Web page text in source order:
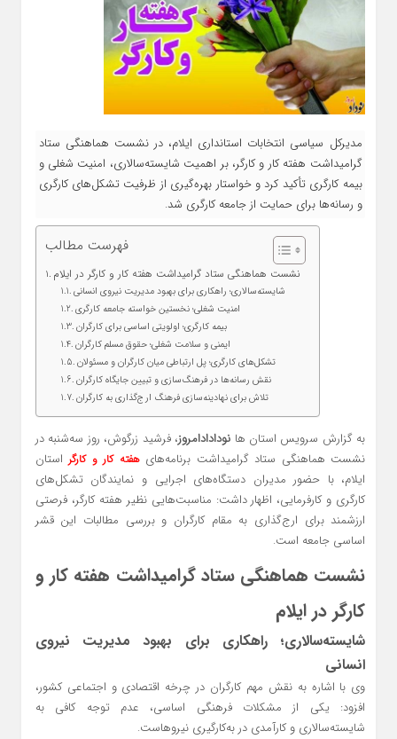
مدیرکل سیاسی انتخابات استانداری ایلام، در نشست هماهنگی ستاد
گرامیداشت هفته کار و کارگر، بر اهمیت شایسته‌سالاری، امنیت شغلی و
بیمه کارگری تأکید کرد و خواستار بهره‌گیری از ظرفیت تشکل‌های کارگری
و رسانه‌ها برای حمایت از جامعه کارگری شد.
فهرست مطالب
نشست هماهنگی ستاد گرامیداشت هفته کار و کارگر در ایلام
شایسته‌سالاری؛ راهکاری برای بهبود مدیریت نیروی انسانی
امنیت شغلی؛ نخستین خواسته جامعه کارگری
بیمه کارگری؛ اولویتی اساسی برای کارگران
ایمنی و سلامت شغلی؛ حقوق مسلم کارگران
تشکل‌های کارگری؛ پل ارتباطی میان کارگران و مسئولان
نقش رسانه‌ها در فرهنگ‌سازی و تبیین جایگاه کارگران
تلاش برای نهادینه‌سازی فرهنگ ارج‌گذاری به کارگران
به گزارش سرویس استان ها نودادادامروز، فرشید زرگوش، روز سه‌شنبه در
نشست هماهنگی ستاد گرامیداشت برنامه‌هایهفته کار و کارگراستان
ایلام، با حضور مدیران دستگاه‌های اجرایی و نمایندگان تشکل‌های
کارگری و کارفرمایی، اظهار داشت: مناسبت‌هایی نظیر هفته کارگر، فرصتی
ارزشمند برای ارج‌گذاری به مقام کارگران و بررسی مطالبات این قشر
اساسی جامعه است.
نشست هماهنگی ستاد گرامیداشت هفته کار و
کارگر در ایلام
شایسته‌سالاری؛ راهکاری برای بهبود مدیریت نیروی
انسانی
وی با اشاره به نقش مهم کارگران در چرخه اقتصادی و اجتماعی کشور،
افزود: یکی از مشکلات فرهنگی اساسی، عدم توجه کافی به
شایسته‌سالاری و کارآمدی در به‌کارگیری نیروهاست.